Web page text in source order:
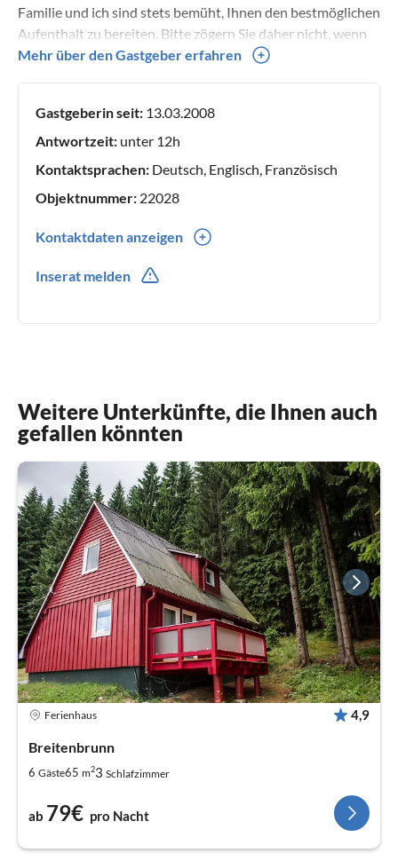
Familie und ich sind stets bemüht, Ihnen den bestmöglichen
Aufenthalt zu bereiten. Bitte zögern Sie daher nicht, wenn
Sie bei der Buchung oder vor Ort Hilfe benötigen oder
Mehr über den Gastgeber erfahren
Gastgeberin seit: 13.03.2008
Antwortzeit: unter 12h
Kontaktsprachen: Deutsch, Englisch, Französisch
Objektnummer: 22028
Kontaktdaten anzeigen
Inserat melden
Weitere Unterkünfte, die Ihnen auch
gefallen könnten
Ferienhaus 4,9
Breitenbrunn
6 Gäste65 m23 Schlafzimmer
ab 79€ pro Nacht